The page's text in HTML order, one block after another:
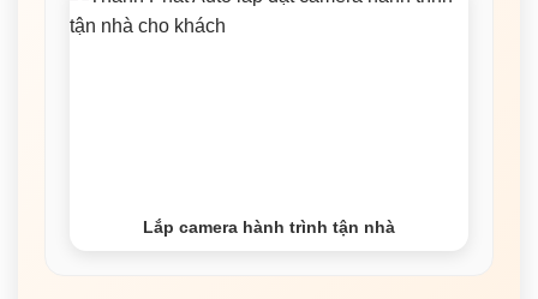
Lắp camera hành trình tận nhà